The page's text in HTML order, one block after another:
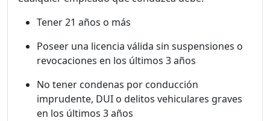
Tener 21 años o más
Poseer una licencia válida sin suspensiones o
revocaciones en los últimos 3 años
No tener condenas por conducción
imprudente, DUI o delitos vehiculares graves
en los últimos 3 años